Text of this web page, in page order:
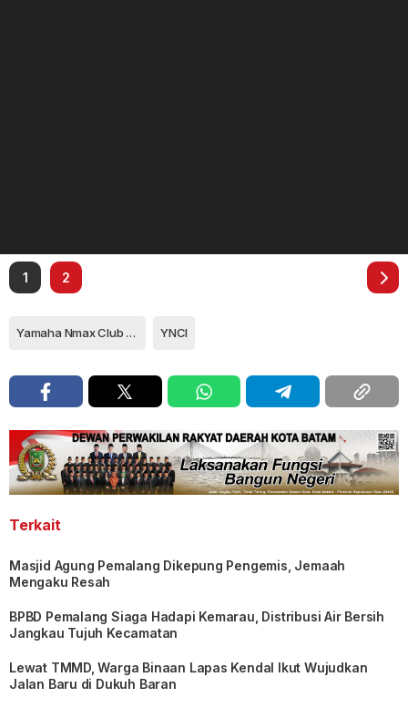
1 2
Yamaha Nmax Club Indonesia YNCI
Terkait
Masjid Agung Pemalang Dikepung Pengemis, Jemaah
Mengaku Resah
BPBD Pemalang Siaga Hadapi Kemarau, Distribusi Air Bersih
Jangkau Tujuh Kecamatan
Lewat TMMD, Warga Binaan Lapas Kendal Ikut Wujudkan
Jalan Baru di Dukuh Baran